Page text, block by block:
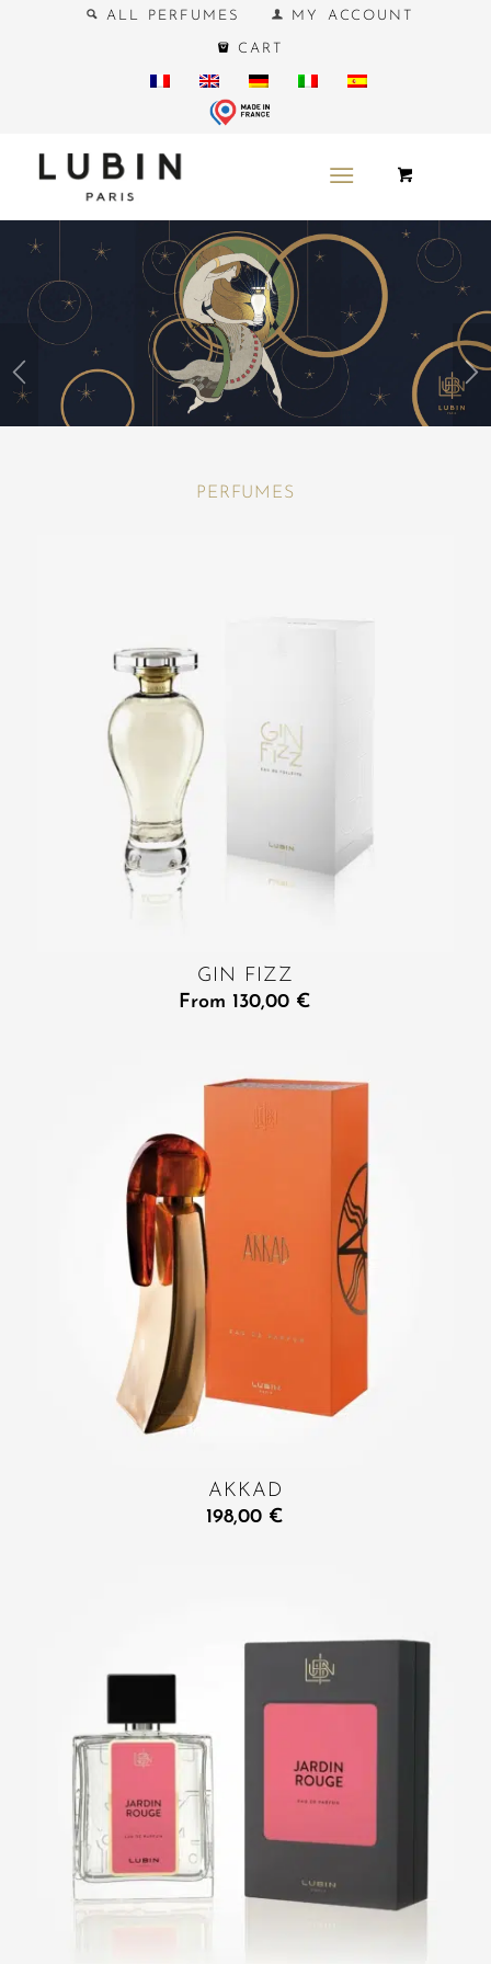
ALL PERFUMES MY ACCOUNT
CART
PERFUMES
GIN FIZZ
From 130,00 €
AKKAD
198,00 €